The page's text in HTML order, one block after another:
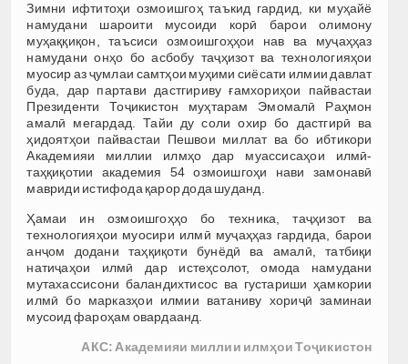
Зимни ифтитоҳи озмоишгоҳ таъкид гардид, ки муҳайё
намудани шароити мусоиди корӣ барои олимону
муҳаққиқон, таъсиси озмоишгоҳҳои нав ва муҷаҳҳаз
намудани онҳо бо асбобу таҷҳизот ва технологияҳои
муосир аз ҷумлаи самтҳои муҳими сиёсати илмии давлат
буда, дар партави дастгириву ғамхориҳои пайвастаи
Президенти Тоҷикистон муҳтарам Эмомалӣ Раҳмон
амалӣ мегардад. Тайи ду соли охир бо дастгирӣ ва
ҳидоятҳои пайвастаи Пешвои миллат ва бо ибтикори
Академияи миллии илмҳо дар муассисаҳои илмӣ-
таҳқиқотии академия 54 озмоишгоҳи нави замонавӣ
мавриди истифода қарор дода шуданд.
Ҳамаи ин озмоишгоҳҳо бо техника, таҷҳизот ва
технологияҳои муосири илмӣ муҷаҳҳаз гардида, барои
анҷом додани таҳқиқоти бунёдӣ ва амалӣ, татбиқи
натиҷаҳои илмӣ дар истеҳсолот, омода намудани
мутахассисони баландихтисос ва густариши ҳамкории
илмӣ бо марказҳои илмии ватаниву хориҷӣ заминаи
мусоид фароҳам овардаанд.
АКС: Академияи миллии илмҳои Тоҷикистон